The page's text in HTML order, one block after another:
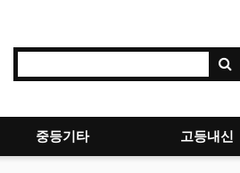
중등기타 고등내신